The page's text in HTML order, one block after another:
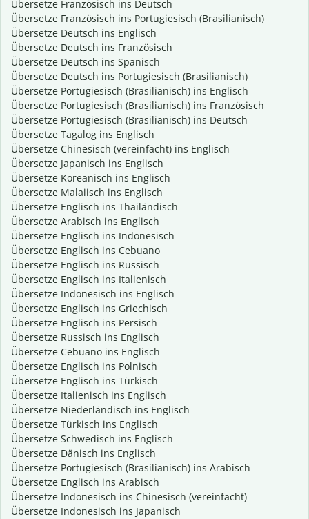
Übersetze Französisch ins Deutsch
Übersetze Französisch ins Portugiesisch (Brasilianisch)
Übersetze Deutsch ins Englisch
Übersetze Deutsch ins Französisch
Übersetze Deutsch ins Spanisch
Übersetze Deutsch ins Portugiesisch (Brasilianisch)
Übersetze Portugiesisch (Brasilianisch) ins Englisch
Übersetze Portugiesisch (Brasilianisch) ins Französisch
Übersetze Portugiesisch (Brasilianisch) ins Deutsch
Übersetze Tagalog ins Englisch
Übersetze Chinesisch (vereinfacht) ins Englisch
Übersetze Japanisch ins Englisch
Übersetze Koreanisch ins Englisch
Übersetze Malaiisch ins Englisch
Übersetze Englisch ins Thailändisch
Übersetze Arabisch ins Englisch
Übersetze Englisch ins Indonesisch
Übersetze Englisch ins Cebuano
Übersetze Englisch ins Russisch
Übersetze Englisch ins Italienisch
Übersetze Indonesisch ins Englisch
Übersetze Englisch ins Griechisch
Übersetze Englisch ins Persisch
Übersetze Russisch ins Englisch
Übersetze Cebuano ins Englisch
Übersetze Englisch ins Polnisch
Übersetze Englisch ins Türkisch
Übersetze Italienisch ins Englisch
Übersetze Niederländisch ins Englisch
Übersetze Türkisch ins Englisch
Übersetze Schwedisch ins Englisch
Übersetze Dänisch ins Englisch
Übersetze Portugiesisch (Brasilianisch) ins Arabisch
Übersetze Englisch ins Arabisch
Übersetze Indonesisch ins Chinesisch (vereinfacht)
Übersetze Indonesisch ins Japanisch